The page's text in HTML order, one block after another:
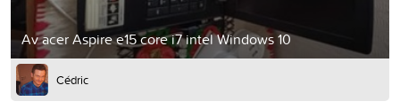
Av acer Aspire e15 core i7 intel Windows 10
Cédric